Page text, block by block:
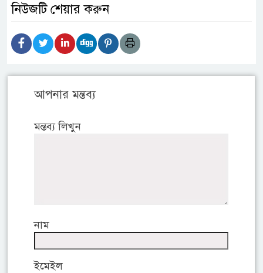
নিউজটি শেয়ার করুন
আপনার মন্তব্য
মন্তব্য লিখুন
নাম
ইমেইল